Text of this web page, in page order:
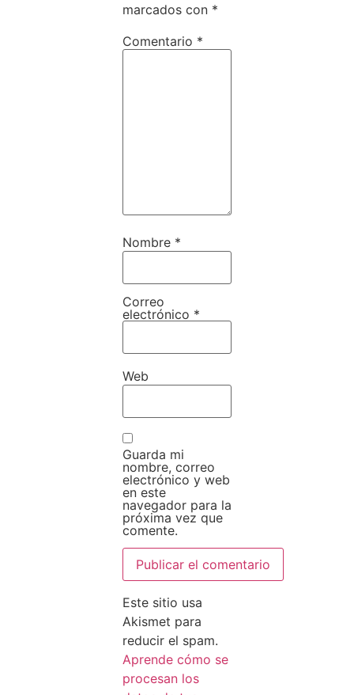
marcados con *
Comentario *
Nombre *
Correo
electrónico *
Web
Guarda mi
nombre, correo
electrónico y web
en este
navegador para la
próxima vez que
comente.
Este sitio usa
Akismet para
reducir el spam.
Aprende cómo se
procesan los